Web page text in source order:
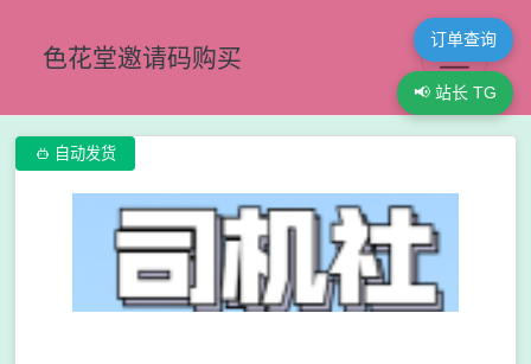
色花堂邀请码购买
订单查询
📢 站长 TG
 自动发货